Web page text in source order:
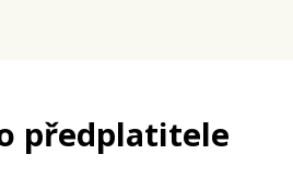
předplatitele